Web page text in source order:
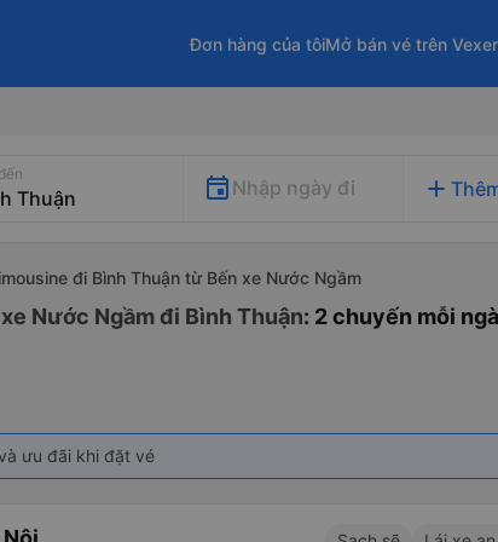
Đơn hàng của tôiMở bán vé trên
Nhập ngày đi add
đi Bình Thuận từ Bến xe Nước Ngầm
Nước Ngầm đi Bình Thuận: 2 chuyến mỗi
ưu đãi khi đặt vé